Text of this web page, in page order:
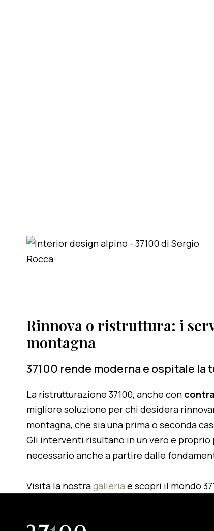
Rinnova o ristruttura: i
montagna
37100 rende moderna e ospitale la
La ristrutturazione 37100, anche con
migliore soluzione per chi desidera
montagna, che sia una prima o seconda
Gli interventi risultano in un vero e proprio
necessario anche a partire dalle
Visita la nostragalleria e scopri il mondo